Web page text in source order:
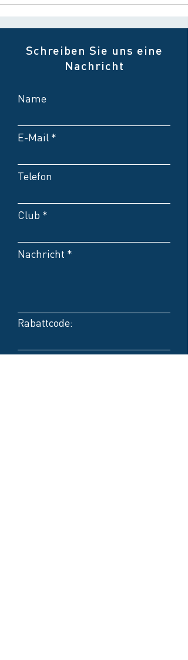
Schreiben Sie uns eine
Nachricht
Name
E-Mail
Telefon
Club
Nachricht
Rabattcode: